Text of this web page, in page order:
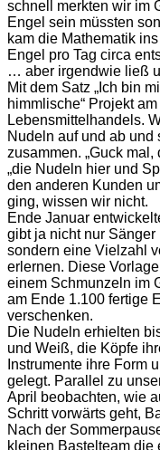
schnell merkten wir im
Engel sein müssten
kam die Mathematik
Engel pro Tag circa
… aber irgendwie ließ
Mit dem Satz „Ich bin
himmlische“ Projekt
Lebensmittelhandels.
Nudeln auf und ab
zusammen. „Guck
„die Nudeln hier und
den anderen Kunden
ging, wissen wir nicht.
Ende Januar
gibt ja nicht nur
sondern eine Vielzahl
erlernen. Diese
einem Schmunzeln im
am Ende 1.100 fertige
verschenken.
Die Nudeln erhielten
und Weiß, die Köpfe
Instrumente ihre Form
gelegt. Parallel zu
April beobachten, wie
Schritt vorwärts geht,
Nach der
kleinen Bastelteam